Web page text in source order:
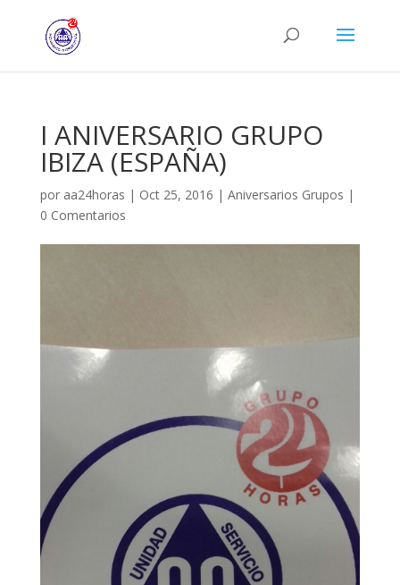
I ANIVERSARIO GRUPO
IBIZA (ESPAÑA)
por aa24horas | Oct 25, 2016 | Aniversarios Grupos |
0 Comentarios